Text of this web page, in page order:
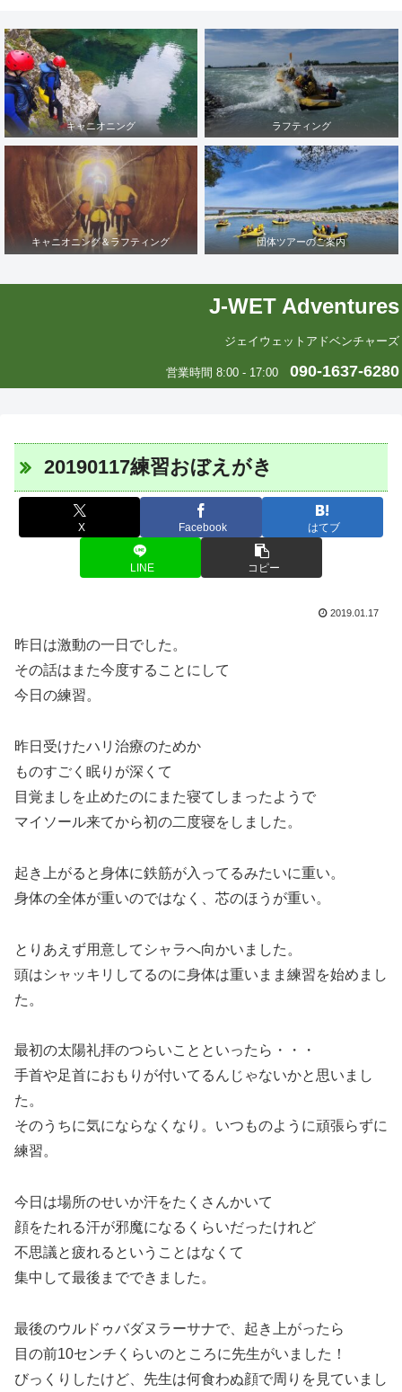
キャニオニング ラフティング
キャニオニング＆ラフティング 団体ツアーのご案内
J-WET Adventures
ジェイウェットアドベンチャーズ
営業時間 8:00 - 17:00 090-1637-6280
20190117練習おぼえがき
X Facebook はてブ
LINE コピー
2019.01.17
昨日は激動の一日でした。
その話はまた今度することにして
今日の練習。
昨日受けたハリ治療のためか
ものすごく眠りが深くて
目覚ましを止めたのにまた寝てしまったようで
マイソール来てから初の二度寝をしました。
起き上がると身体に鉄筋が入ってるみたいに重い。
身体の全体が重いのではなく、芯のほうが重い。
とりあえず用意してシャラへ向かいました。
頭はシャッキリしてるのに身体は重いまま練習を始めまし
た。
最初の太陽礼拝のつらいことといったら・・・
手首や足首におもりが付いてるんじゃないかと思いまし
た。
そのうちに気にならなくなり。いつものように頑張らずに
練習。
今日は場所のせいか汗をたくさんかいて
顔をたれる汗が邪魔になるくらいだったけれど
不思議と疲れるということはなくて
集中して最後までできました。
最後のウルドゥバダヌラーサナで、起き上がったら
目の前10センチくらいのところに先生がいました！
びっくりしたけど、先生は何食わぬ顔で周りを見ていまし